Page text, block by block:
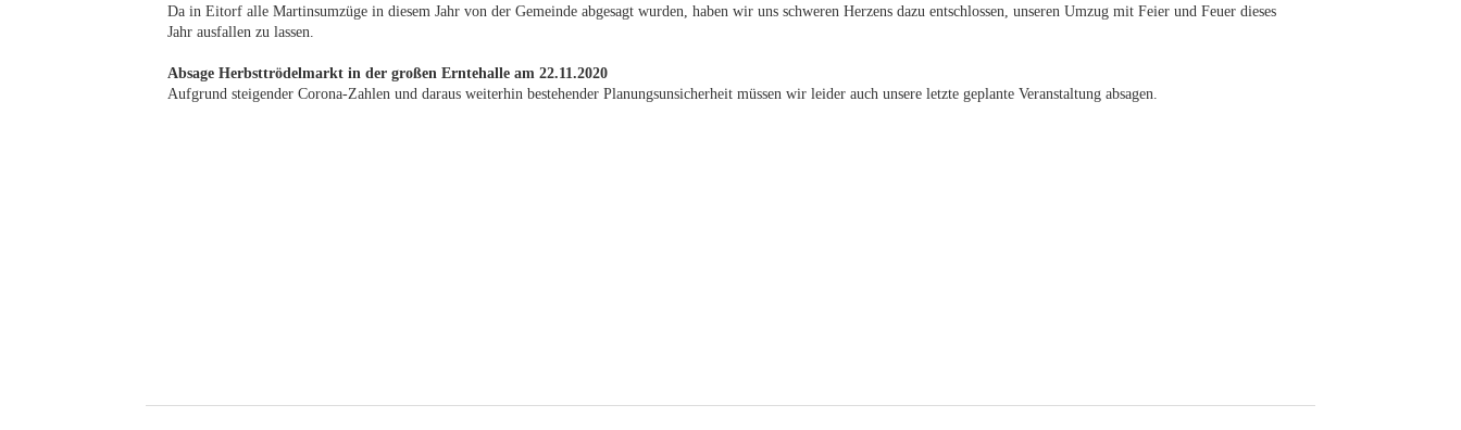
Da in Eitorf alle Martinsumzüge in diesem Jahr von der Gemeinde abgesagt wurden, haben wir uns schweren Herzens dazu entschlossen, unseren Umzug mit Feier und Feuer dieses
Jahr ausfallen zu lassen.
Absage Herbsttrödelmarkt in der großen Erntehalle am 22.11.2020
Aufgrund steigender Corona-Zahlen und daraus weiterhin bestehender Planungsunsicherheit müssen wir leider auch unsere letzte geplante Veranstaltung absagen.